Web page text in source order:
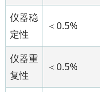
仪器稳
定性
＜0.5%
仪器重
复性
＜0.5%